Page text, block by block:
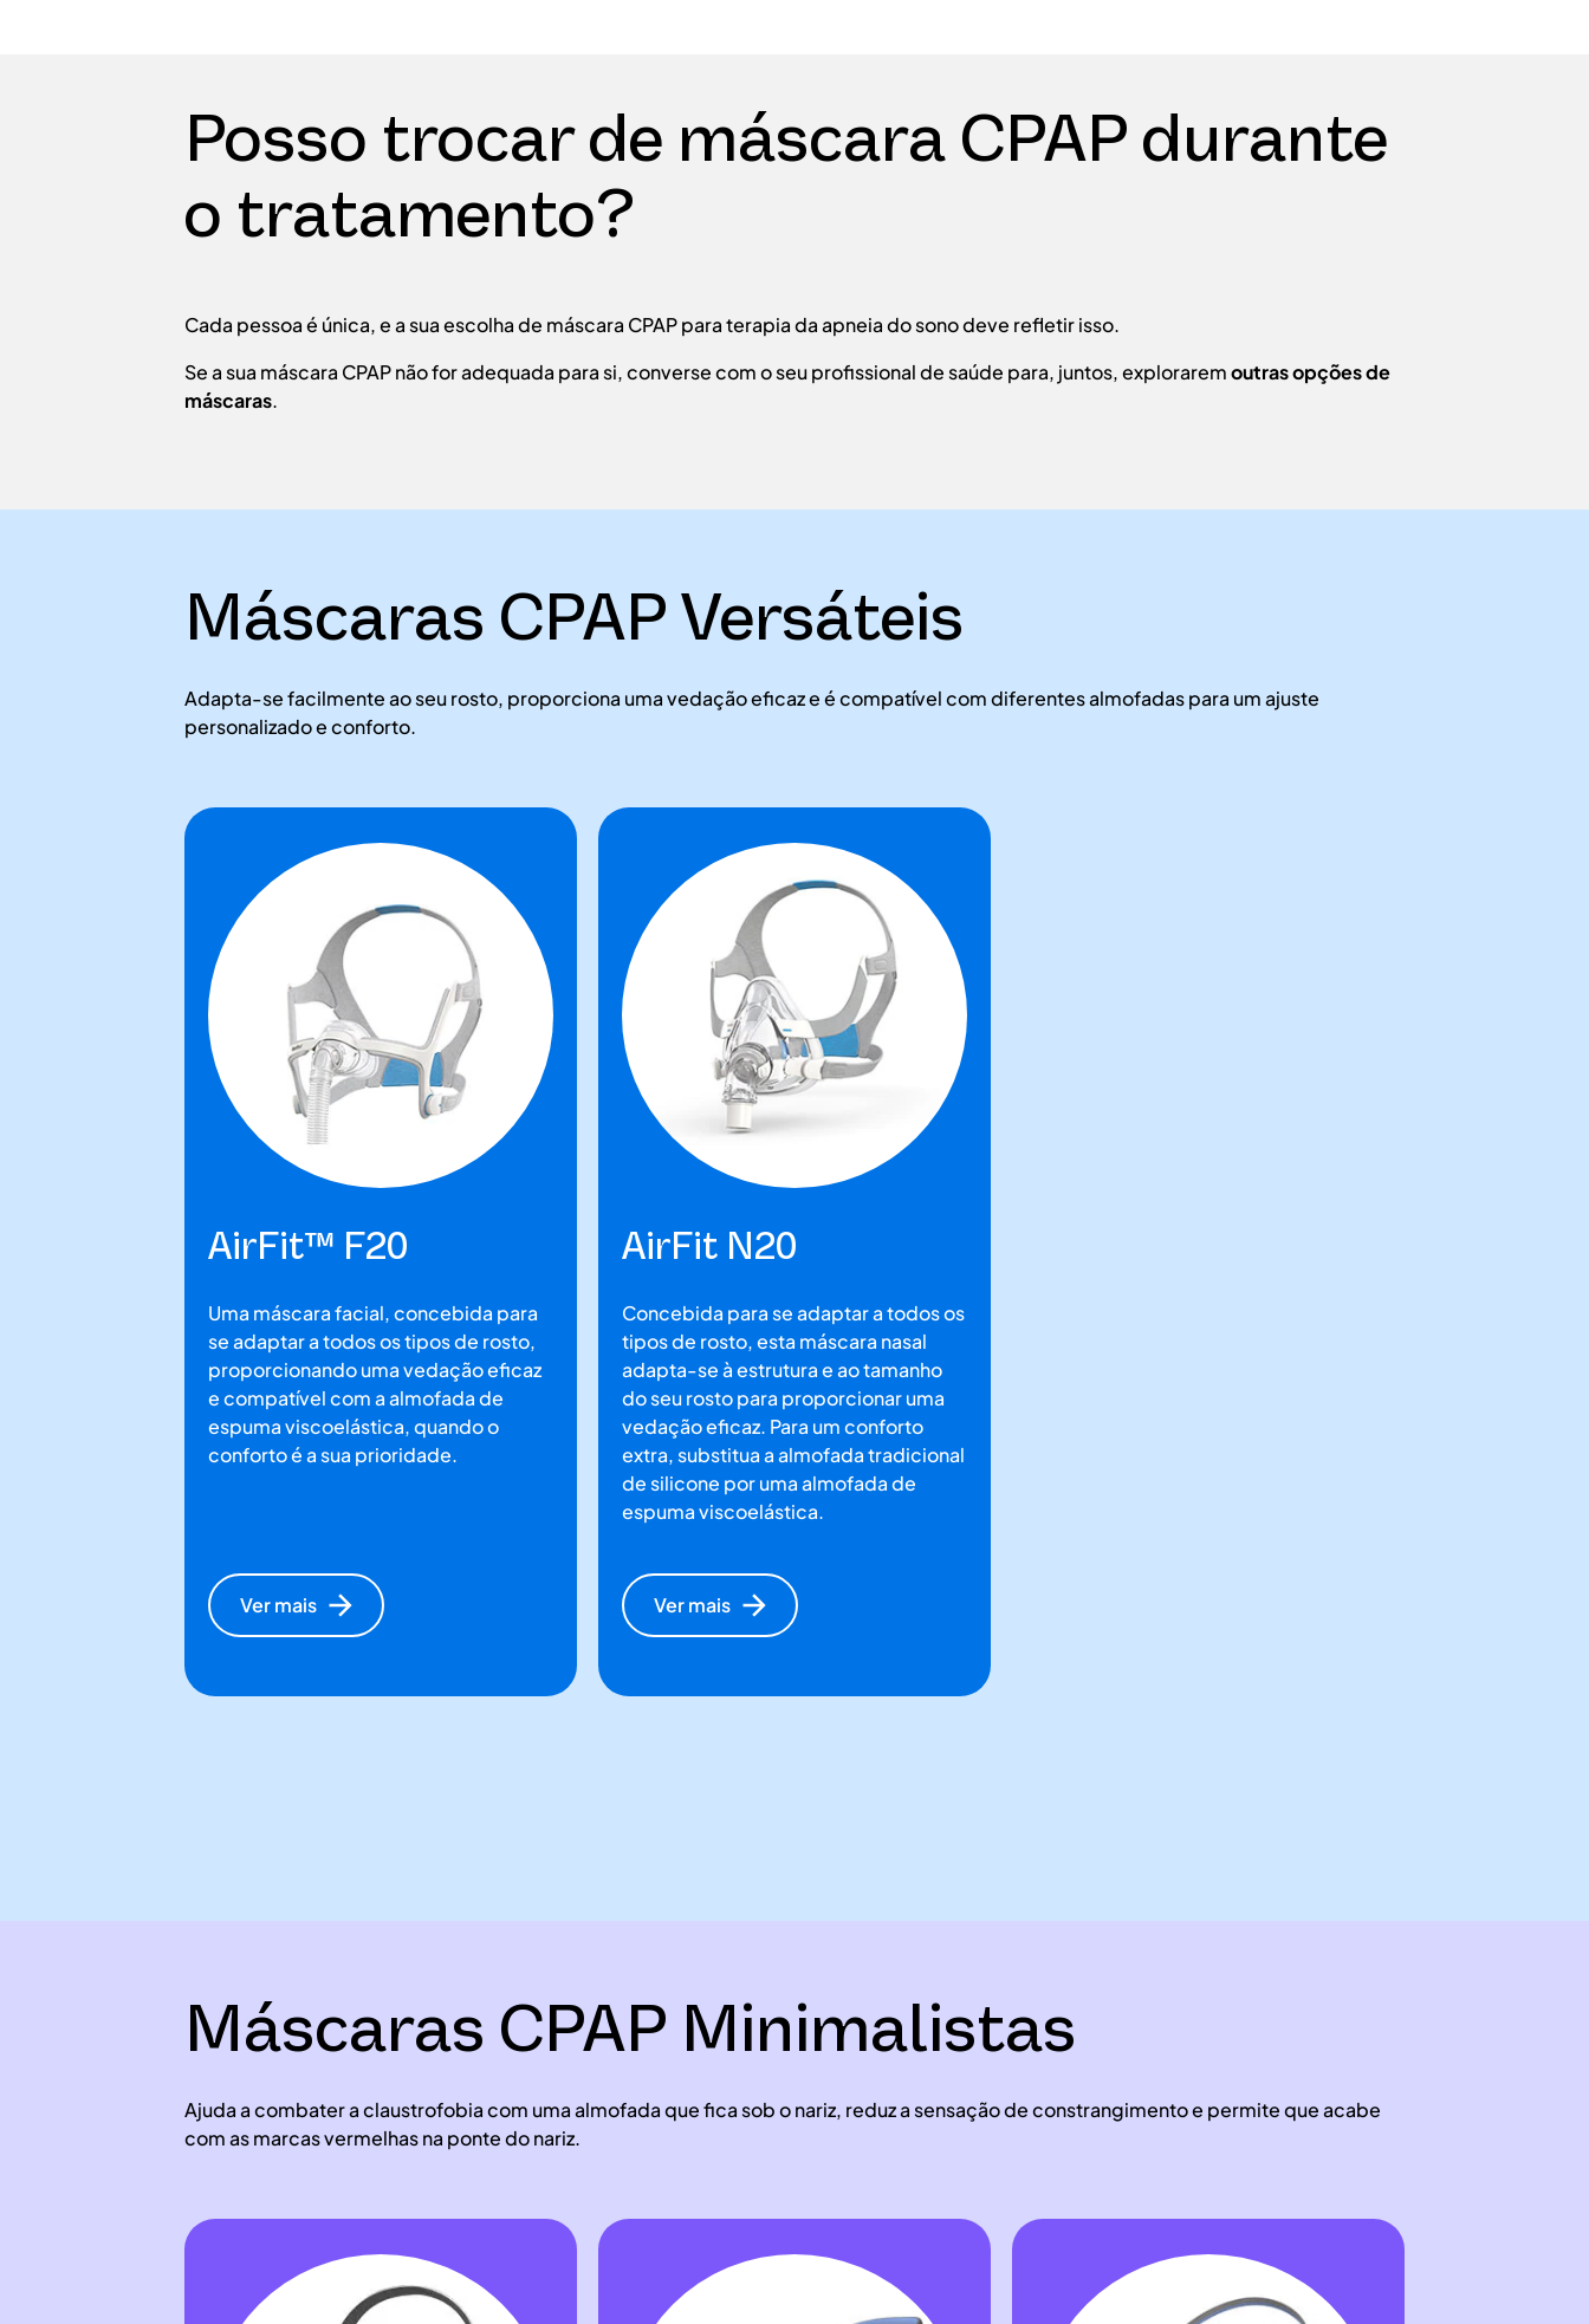
Posso trocar de máscara CPAP durante
o tratamento?
Cada pessoa é única, e a sua escolha de máscara CPAP para terapia da apneia do sono deve refletir isso.
Se a sua máscara CPAP não for adequada para si, converse com o seu profissional de saúde para, juntos, exploraremoutras opções de
máscaras.
Máscaras CPAP Versáteis
Adapta-se facilmente ao seu rosto, proporciona uma vedação eficaz e é compatível com diferentes almofadas para um ajuste
personalizado e conforto.
AirFit™ F20
Uma máscara facial, concebida para
se adaptar a todos os tipos de rosto,
proporcionando uma vedação eficaz
e compatível com a almofada de
espuma viscoelástica, quando o
conforto é a sua prioridade.
Ver mais
AirFit N20
Concebida para se adaptar a todos os
tipos de rosto, esta máscara nasal
adapta-se à estrutura e ao tamanho
do seu rosto para proporcionar uma
vedação eficaz. Para um conforto
extra, substitua a almofada tradicional
de silicone por uma almofada de
espuma viscoelástica.
Ver mais
Máscaras CPAP Minimalistas
Ajuda a combater a claustrofobia com uma almofada que fica sob o nariz, reduz a sensação de constrangimento e permite que acabe
com as marcas vermelhas na ponte do nariz.